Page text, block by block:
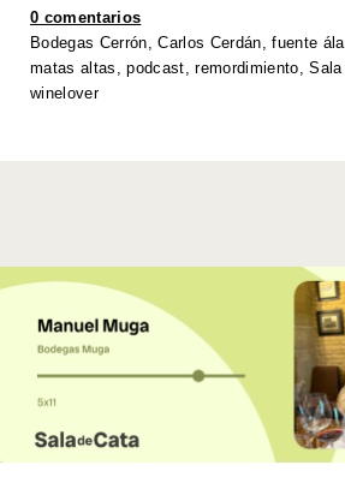
p
p
o
o
n
n
k
0 comentarios
Bodegas Cerrón ,Carlos Cerdán ,fuente
matas altas
,podcast ,remordimiento ,
winelover